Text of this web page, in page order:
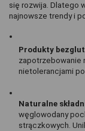
się rozwija. Dlatego
najnowsze trendy i
Produkty
zapotrzebowanie
nietolerancjami
Naturalne
węglowodany
strączkowych.